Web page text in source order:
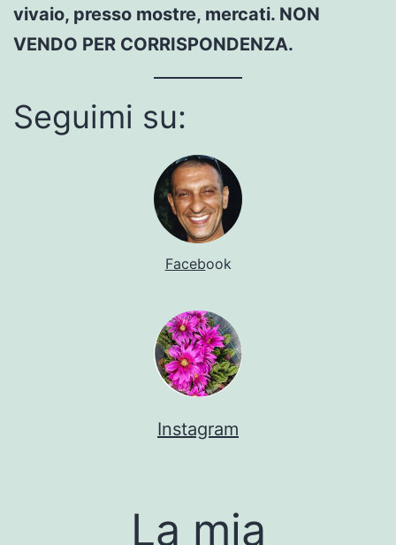
vivaio, presso mostre, mercati. NON
VENDO PER CORRISPONDENZA.
Seguimi su:
Facebook
Instagram
La mia